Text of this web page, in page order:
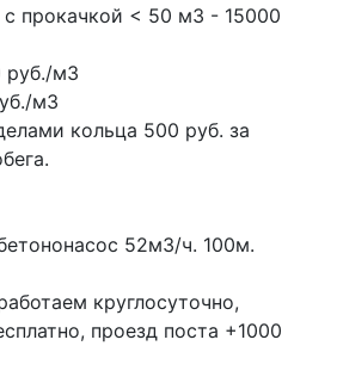
прокачкой < 50 м3 - 15000
м3
м3
кольца 500 руб. за
52м3/ч. 100м.
круглосуточно,
проезд поста +1000